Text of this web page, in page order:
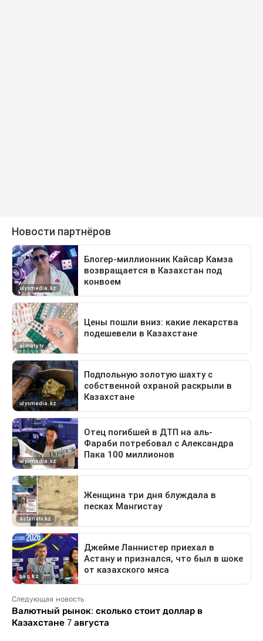
Следующая новость
Валютный рынок: сколько стоит доллар в
Казахстане 7 августа